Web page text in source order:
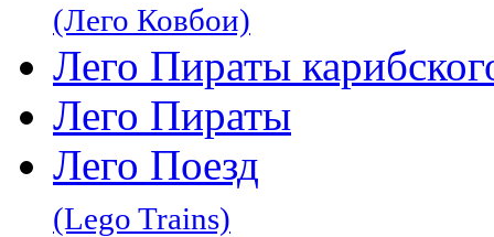
(Лего Ковбои)
Лего Пираты
Лего Пираты
Лего Поезд
(Lego Trains)